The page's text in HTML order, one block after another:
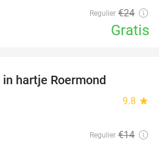
Regulier €24
Gratis
hartje Roermond
9.8 star
Regulier €14